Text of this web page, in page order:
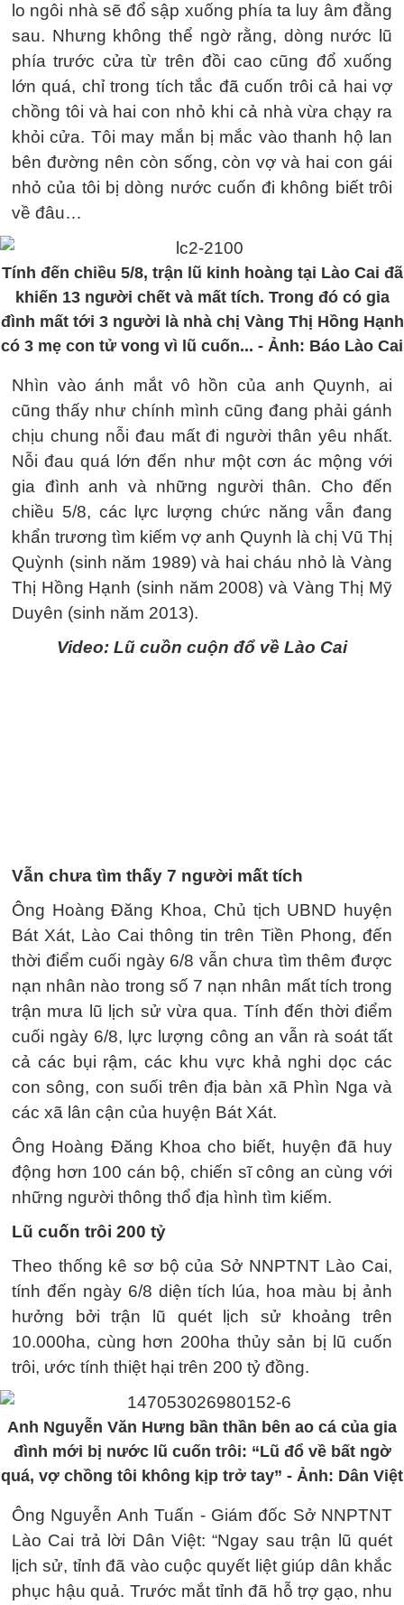
lo ngôi nhà sẽ đổ sập xuống phía ta luy âm đằng
sau. Nhưng không thể ngờ rằng, dòng nước lũ
phía trước cửa từ trên đồi cao cũng đổ xuống
lớn quá, chỉ trong tích tắc đã cuốn trôi cả hai vợ
chồng tôi và hai con nhỏ khi cả nhà vừa chạy ra
khỏi cửa. Tôi may mắn bị mắc vào thanh hộ lan
bên đường nên còn sống, còn vợ và hai con gái
nhỏ của tôi bị dòng nước cuốn đi không biết trôi
về đâu…
Tính đến chiều 5/8, trận lũ kinh hoàng tại Lào Cai đã
khiến 13 người chết và mất tích. Trong đó có gia
đình mất tới 3 người là nhà chị Vàng Thị Hồng Hạnh
có 3 mẹ con tử vong vì lũ cuốn... - Ảnh: Báo Lào Cai
Nhìn vào ánh mắt vô hồn của anh Quynh, ai
cũng thấy như chính mình cũng đang phải gánh
chịu chung nỗi đau mất đi người thân yêu nhất.
Nỗi đau quá lớn đến như một cơn ác mộng với
gia đình anh và những người thân. Cho đến
chiều 5/8, các lực lượng chức năng vẫn đang
khẩn trương tìm kiếm vợ anh Quynh là chị Vũ Thị
Quỳnh (sinh năm 1989) và hai cháu nhỏ là Vàng
Thị Hồng Hạnh (sinh năm 2008) và Vàng Thị Mỹ
Duyên (sinh năm 2013).
Video: Lũ cuồn cuộn đổ về Lào Cai
Vẫn chưa tìm thấy 7 người mất tích
Ông Hoàng Đăng Khoa, Chủ tịch UBND huyện
Bát Xát, Lào Cai thông tin trên Tiền Phong, đến
thời điểm cuối ngày 6/8 vẫn chưa tìm thêm được
nạn nhân nào trong số 7 nạn nhân mất tích trong
trận mưa lũ lịch sử vừa qua. Tính đến thời điểm
cuối ngày 6/8, lực lượng công an vẫn rà soát tất
cả các bụi rậm, các khu vực khả nghi dọc các
con sông, con suối trên địa bàn xã Phìn Nga và
các xã lân cận của huyện Bát Xát.
Ông Hoàng Đăng Khoa cho biết, huyện đã huy
động hơn 100 cán bộ, chiến sĩ công an cùng với
những người thông thổ địa hình tìm kiếm.
Lũ cuốn trôi 200 tỷ
Theo thống kê sơ bộ của Sở NNPTNT Lào Cai,
tính đến ngày 6/8 diện tích lúa, hoa màu bị ảnh
hưởng bởi trận lũ quét lịch sử khoảng trên
10.000ha, cùng hơn 200ha thủy sản bị lũ cuốn
trôi, ước tính thiệt hại trên 200 tỷ đồng.
Anh Nguyễn Văn Hưng bần thần bên ao cá của gia
đình mới bị nước lũ cuốn trôi: “Lũ đổ về bất ngờ
quá, vợ chồng tôi không kịp trở tay” - Ảnh: Dân Việt
Ông Nguyễn Anh Tuấn - Giám đốc Sở NNPTNT
Lào Cai trả lời Dân Việt: “Ngay sau trận lũ quét
lịch sử, tỉnh đã vào cuộc quyết liệt giúp dân khắc
phục hậu quả. Trước mắt tỉnh đã hỗ trợ gạo, nhu